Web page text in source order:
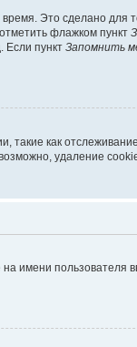
Это сделано для
флажком пункт
Если пункт Запомнить
такие как
удаление
имени пользователя